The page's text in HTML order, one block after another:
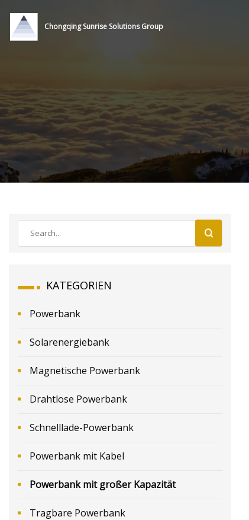
Chongqing Sunrise Solutions Group
KATEGORIEN
Powerbank
Solarenergiebank
Magnetische Powerbank
Drahtlose Powerbank
Schnelllade-Powerbank
Powerbank mit Kabel
Powerbank mit großer Kapazität
Tragbare Powerbank